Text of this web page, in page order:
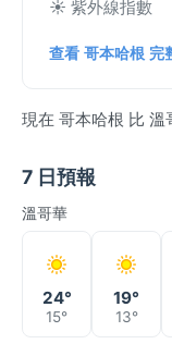
☀️ 紫外線指數
查看 哥本哈根 完
現在 哥本哈根 比 溫
7 日預報
溫哥華
24°
15°
19°
13°